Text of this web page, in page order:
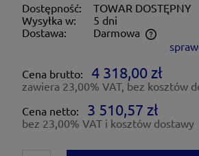
Dostępność:
TOWAR DOSTĘPNY
Wysyłka w:
5 dni
Dostawa:
Darmowa
Cena nie zawiera ewentualnych kosztów
Cena brutto:
4 318,00 zł
zawiera 23,00% VAT, bez kosztów
Cena netto:
3 510,57 zł
bez 23,00% VAT i kosztów dostawy